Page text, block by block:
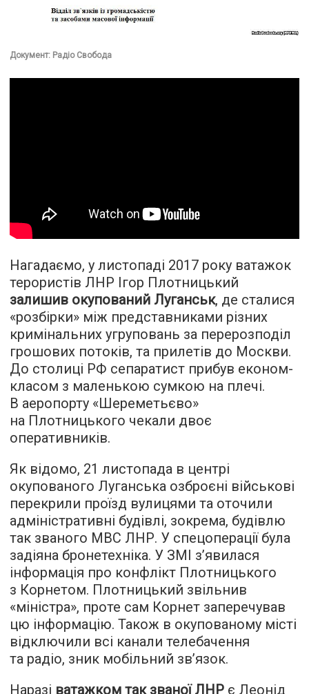
Документ: Радіо Свобода
Нагадаємо, у листопаді 2017 року ватажок
терористів ЛНР Ігор Плотницький
залишив окупований Луганськ, де сталися
«розбірки» між представниками різних
кримінальних угруповань за перерозподіл
грошових потоків, та прилетів до Москви.
До столиці РФ сепаратист прибув економ-
класом з маленькою сумкою на плечі.
В аеропорту «Шереметьєво»
на Плотницького чекали двоє
оперативників.
Як відомо, 21 листопада в центрі
окупованого Луганська озброєні військові
перекрили проїзд вулицями та оточили
адміністративні будівлі, зокрема, будівлю
так званого МВС ЛНР. У спецоперації була
задіяна бронетехніка. У ЗМІ з’явилася
інформація про конфлікт Плотницького
з Корнетом. Плотницький звільнив
«міністра», проте сам Корнет заперечував
цю інформацію. Також в окупованому місті
відключили всі канали телебачення
та радіо, зник мобільний зв’язок.
Наразі ватажком так званої ЛНР є Леонід